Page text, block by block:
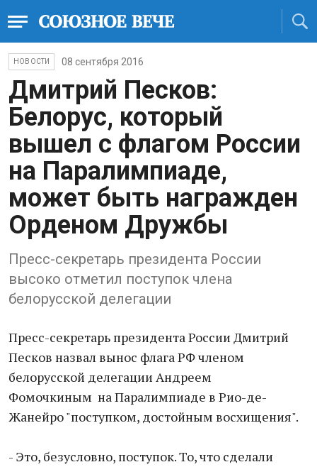
НОВОСТИ 08 сентября 2016
Дмитрий Песков:
Белорус, который
вышел с флагом России
на Паралимпиаде,
может быть награжден
Орденом Дружбы
Пресс-секретарь президента России
высоко отметил поступок члена
белорусской делегации
Пресс-секретарь президента России Дмитрий
Песков назвал вынос флага РФ членом
белорусской делегации Андреем
Фомочкиным на Паралимпиаде в Рио-де-
Жанейро "поступком, достойным восхищения".
- Это, безусловно, поступок. То, что сделали